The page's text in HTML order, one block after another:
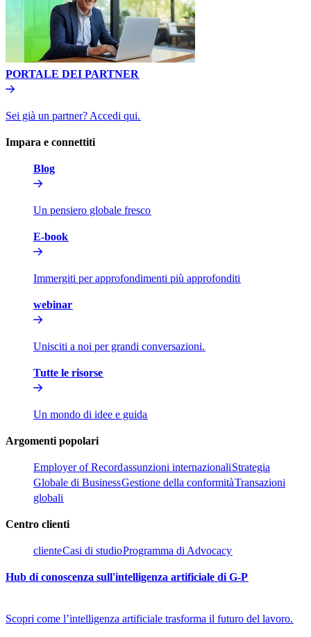
PORTALE DEI PARTNER​​
Sei già un partner? Accedi qui.​​
Impara e connettiti​​
Blog​​
Un pensiero globale fresco​​
E-book​​
Immergiti per approfondimenti più approfonditi​​
webinar​​
Unisciti a noi per grandi conversazioni.​​
Tutte le risorse​​
Un mondo di idee e guida​​
Argomenti popolari​​
Employer of Record​​assunzioni internazionali​​Strategia
Globale di Business​​Gestione della conformità​​Transazioni
globali​​
Centro clienti​​
cliente​​Casi di studio​​Programma di Advocacy​​
Hub di conoscenza sull'intelligenza artificiale di G-P​​
Scopri come l’intelligenza artificiale trasforma il futuro del lavoro.​​